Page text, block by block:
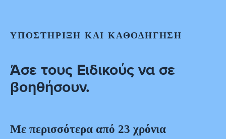
ΥΠΟΣΤΗΡΙΞΗ ΚΑΙ ΚΑΘΟΔΗΓΗΣΗ
Άσε τους Ειδικούς να σε
βοηθήσουν.
Mε περισσότερα από 23 χρόνια